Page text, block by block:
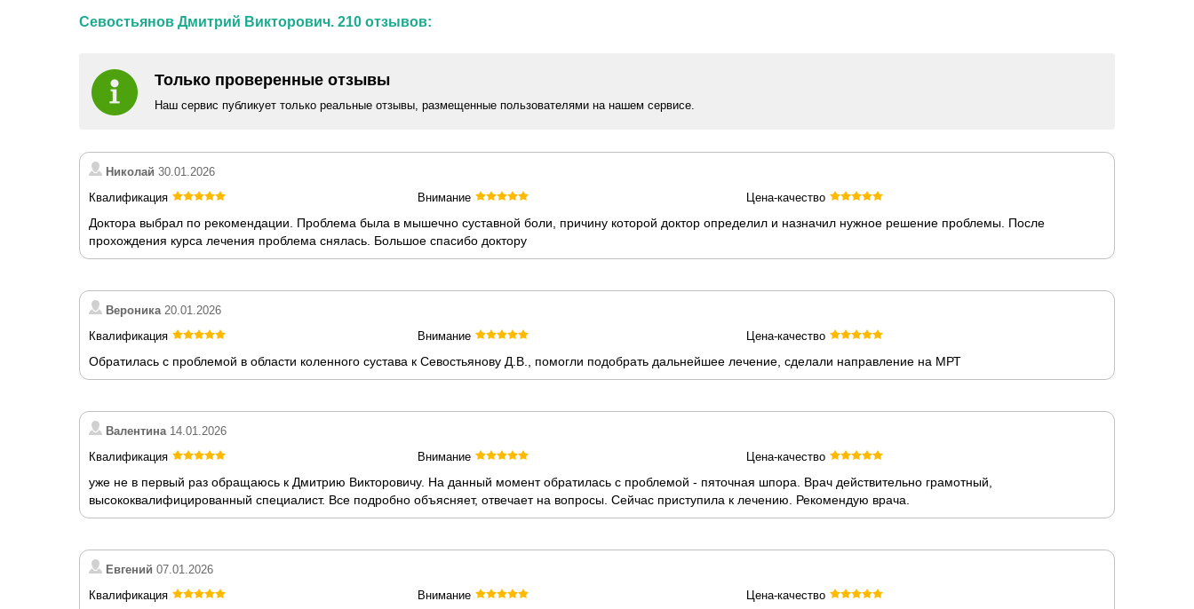
Севостьянов Дмитрий Викторович. 210 отзывов:
Только проверенные отзывы
Наш сервис публикует только реальные отзывы, размещенные пользователями на нашем сервисе.
Николай 30.01.2026
Квалификация
Внимание Цена-качество
Доктора выбрал по рекомендации. Проблема была в мышечно суставной боли, причину которой доктор определил и назначил нужное решение проблемы. После
прохождения курса лечения проблема снялась. Большое спасибо доктору
Вероника20.01.2026
Квалификация
Внимание Цена-качество
Обратилась с проблемой в области коленного сустава к Севостьянову Д.В., помогли подобрать дальнейшее лечение, сделали направление на МРТ
Валентина14.01.2026
Квалификация
Внимание Цена-качество
уже не в первый раз обращаюсь к Дмитрию Викторовичу. На данный момент обратилась с проблемой - пяточная шпора. Врач действительно грамотный,
высококвалифицированный специалист. Все подробно объясняет, отвечает на вопросы. Сейчас приступила к лечению. Рекомендую врача.
Евгений 07.01.2026
Квалификация
Внимание Цена-качество